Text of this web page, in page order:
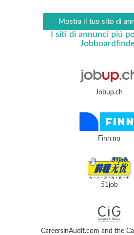
Mostra il tuo sito di
I siti di annunci più
Jobup.ch
Finn.no
51job
CareersinAudit.com and the